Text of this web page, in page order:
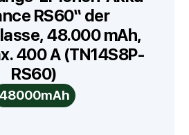
RS60“ der
48.000 mAh,
400 A (TN14S8P-
RS60)
48000mAh